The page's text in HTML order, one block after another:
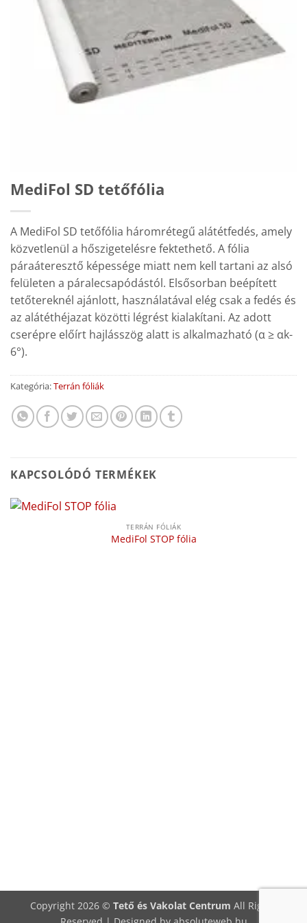
MediFol SD tetőfólia
A MediFol SD tetőfólia háromrétegű alátétfedés, amely
közvetlenül a hőszigetelésre fektethető. A fólia
páraáteresztő képessége miatt nem kell tartani az alsó
felületen a páralecsapódástól. Elsősorban beépített
tetőtereknél ajánlott, használatával elég csak a fedés és
az alátéthéjazat közötti légrést kialakítani. Az adott
cserépre előírt hajlásszög alatt is alkalmazható (α ≥ αk-
6°).
Kategória:Terrán fóliák
KAPCSOLÓDÓ TERMÉKEK
TERRÁN FÓLIÁK
MediFol STOP fólia
Copyright 2026 © Tető és Vakolat Centrum All Rights